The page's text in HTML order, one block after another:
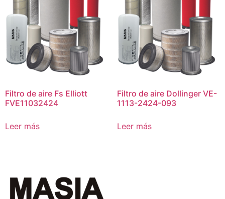
Filtro de aire Fs Elliott
FVE11032424
Leer más
Filtro de aire Dollinger VE-
1113-2424-093
Leer más